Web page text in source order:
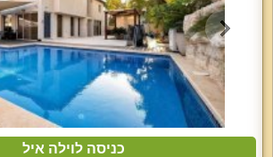
כניסה לוילה איל